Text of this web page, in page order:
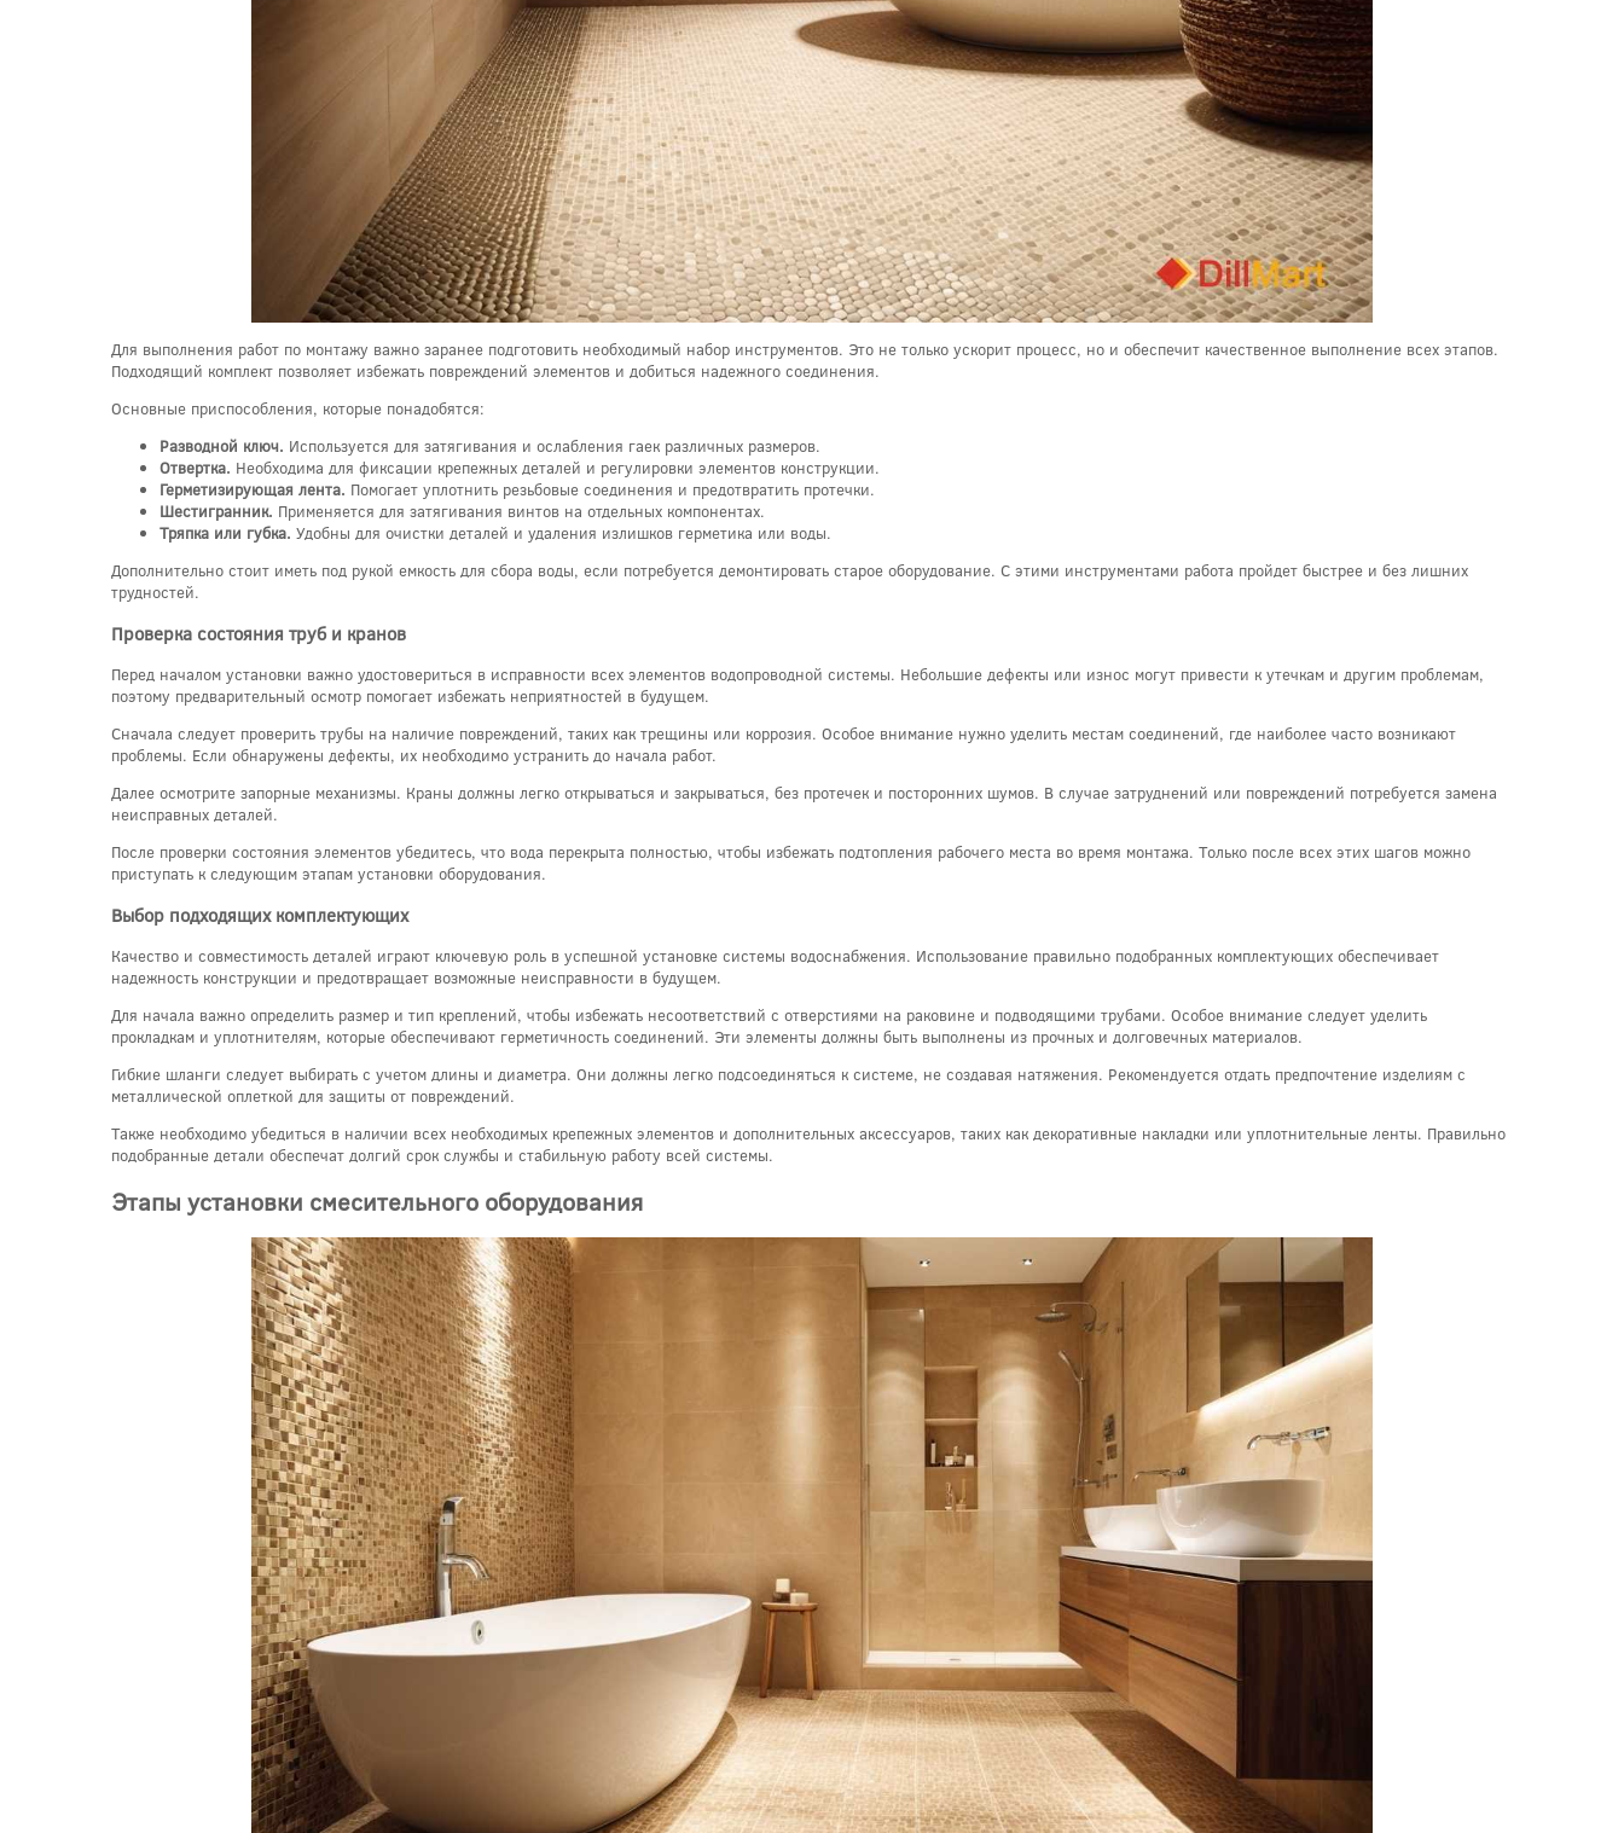
Для выполнения работ по монтажу важно заранее подготовить необходимый набор инструментов. Это не только ускорит процесс, но и обеспечит качественное выполнение всех этапов.
Подходящий комплект позволяет избежать повреждений элементов и добиться надежного соединения.
Основные приспособления, которые понадобятся:
Разводной ключ. Используется для затягивания и ослабления гаек различных размеров.
Отвертка. Необходима для фиксации крепежных деталей и регулировки элементов конструкции.
Герметизирующая лента. Помогает уплотнить резьбовые соединения и предотвратить протечки.
Шестигранник. Применяется для затягивания винтов на отдельных компонентах.
Тряпка или губка. Удобны для очистки деталей и удаления излишков герметика или воды.
Дополнительно стоит иметь под рукой емкость для сбора воды, если потребуется демонтировать старое оборудование. С этими инструментами работа пройдет быстрее и без лишних
трудностей.
Проверка состояния труб и кранов
Перед началом установки важно удостовериться в исправности всех элементов водопроводной системы. Небольшие дефекты или износ могут привести к утечкам и другим проблемам,
поэтому предварительный осмотр помогает избежать неприятностей в будущем.
Сначала следует проверить трубы на наличие повреждений, таких как трещины или коррозия. Особое внимание нужно уделить местам соединений, где наиболее часто возникают
проблемы. Если обнаружены дефекты, их необходимо устранить до начала работ.
Далее осмотрите запорные механизмы. Краны должны легко открываться и закрываться, без протечек и посторонних шумов. В случае затруднений или повреждений потребуется замена
неисправных деталей.
После проверки состояния элементов убедитесь, что вода перекрыта полностью, чтобы избежать подтопления рабочего места во время монтажа. Только после всех этих шагов можно
приступать к следующим этапам установки оборудования.
Выбор подходящих комплектующих
Качество и совместимость деталей играют ключевую роль в успешной установке системы водоснабжения. Использование правильно подобранных комплектующих обеспечивает
надежность конструкции и предотвращает возможные неисправности в будущем.
Для начала важно определить размер и тип креплений, чтобы избежать несоответствий с отверстиями на раковине и подводящими трубами. Особое внимание следует уделить
прокладкам и уплотнителям, которые обеспечивают герметичность соединений. Эти элементы должны быть выполнены из прочных и долговечных материалов.
Гибкие шланги следует выбирать с учетом длины и диаметра. Они должны легко подсоединяться к системе, не создавая натяжения. Рекомендуется отдать предпочтение изделиям с
металлической оплеткой для защиты от повреждений.
Также необходимо убедиться в наличии всех необходимых крепежных элементов и дополнительных аксессуаров, таких как декоративные накладки или уплотнительные ленты. Правильно
подобранные детали обеспечат долгий срок службы и стабильную работу всей системы.
Этапы установки смесительного оборудования